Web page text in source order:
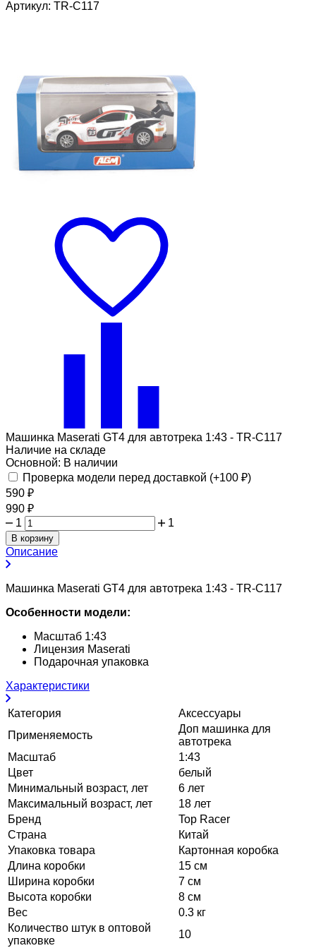
Артикул: TR-C117
Машинка Maserati GT4 для автотрека 1:43 - TR-C117
Наличие на складе
Основной: В наличии
Проверка модели перед доставкой (+100 ₽)
590 ₽
990 ₽
1
1
В корзину
Описание
Машинка Maserati GT4 для автотрека 1:43 - TR-C117
Особенности модели:
Масштаб 1:43
Лицензия Maserati
Подарочная упаковка
Характеристики
Категория
Аксессуары
Применяемость
Доп машинка для
автотрека
Масштаб
1:43
Цвет
белый
Минимальный возраст, лет
6 лет
Максимальный возраст, лет
18 лет
Бренд
Top Racer
Страна
Китай
Упаковка товара
Картонная коробка
Длина коробки
15 см
Ширина коробки
7 см
Высота коробки
8 см
Вес
0.3 кг
Количество штук в оптовой
упаковке
10